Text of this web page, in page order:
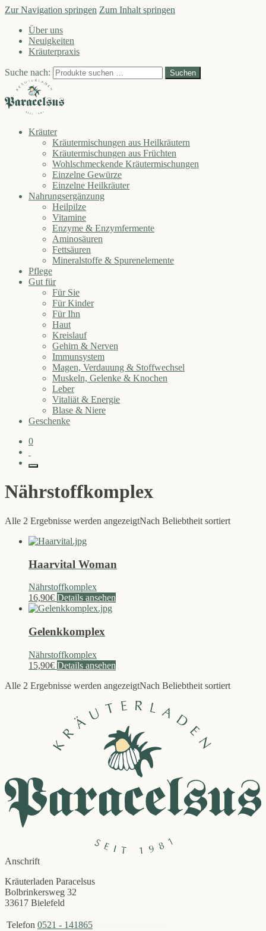
Zur Navigation springen Zum Inhalt springen
Über uns
Neuigkeiten
Kräuterpraxis
Suche nach: Suchen
Kräuter
Kräutermischungen aus Heilkräutern
Kräutermischungen aus Früchten
Wohlschmeckende Kräutermischungen
Einzelne Gewürze
Einzelne Heilkräuter
Nahrungsergänzung
Heilpilze
Vitamine
Enzyme & Enzymfermente
Aminosäuren
Fettsäuren
Mineralstoffe & Spurenelemente
Pflege
Gut für
Für Sie
Für Kinder
Für Ihn
Haut
Kreislauf
Gehirn & Nerven
Immunsystem
Magen, Verdauung & Stoffwechsel
Muskeln, Gelenke & Knochen
Leber
Vitaliät & Energie
Blase & Niere
Geschenke
0
Nährstoffkomplex
Alle 2 Ergebnisse werden angezeigtNach Beliebtheit sortiert
Haarvital Woman
Nährstoffkomplex
16,90€ Details ansehen
Gelenkkomplex
Nährstoffkomplex
15,90€ Details ansehen
Alle 2 Ergebnisse werden angezeigtNach Beliebtheit sortiert
Anschrift
Kräuterladen Paracelsus
Bolbrinkersweg 32
33617 Bielefeld
Telefon 0521 - 141865